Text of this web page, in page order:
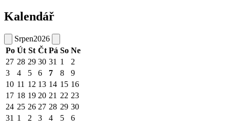
Kalendář
Srpen2026
Po Út St Čt Pá So Ne
27 28 29 30 31 1
2
3
4 5 6 7 8
9
10 11 12 13 14 15 16
17 18 19 20 21 22 23
24 25 26 27 28 29 30
31 1 2 3 4 5 6